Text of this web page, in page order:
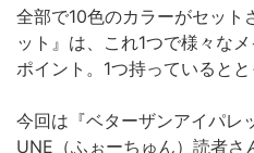
全部で10色のカラーがセット
ット』は、これ1つで様々な
ポイント。1つ持っているとと
今回は『ベターザンアイパレ
UNE（ふぉーちゅん）読者さ